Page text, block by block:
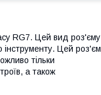
RG7. Цей вид роз'єму
інструменту. Цей роз'єм
тільки
а також